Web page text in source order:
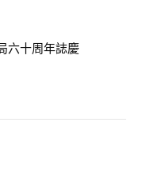
六十周年誌慶